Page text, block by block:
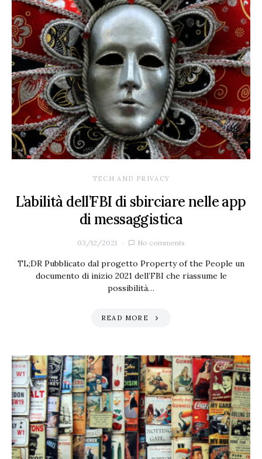
TECH AND PRIVACY
L’abilità dell’FBI di sbirciare nelle app
di messaggistica
03/12/2021 No comments
TL;DR Pubblicato dal progetto Property of the People un
documento di inizio 2021 dell’FBI che riassume le
possibilità…
READ MORE